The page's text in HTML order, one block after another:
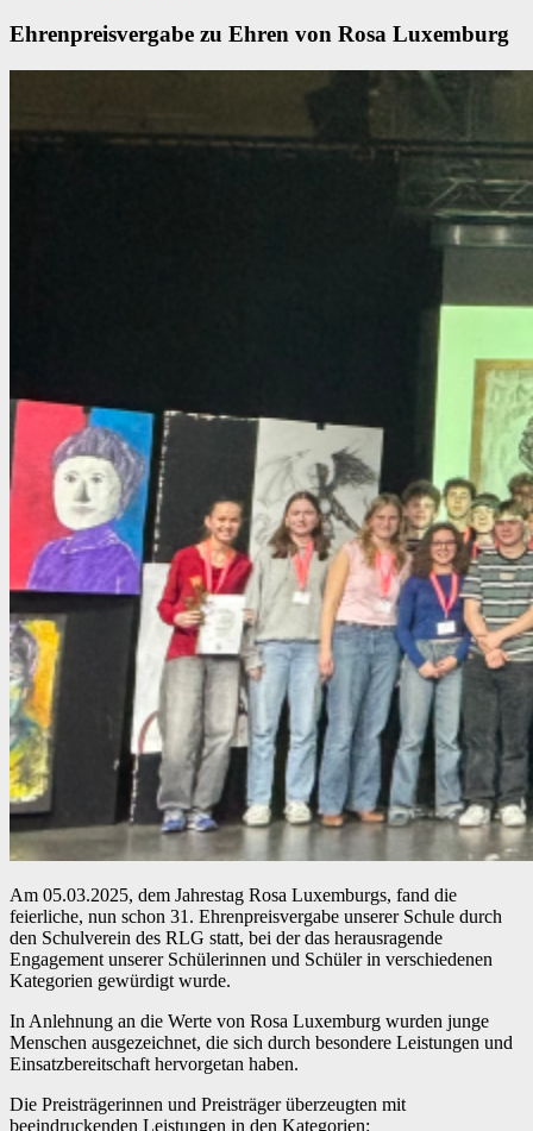
Ehrenpreisvergabe zu Ehren von Rosa Luxemburg
Am 05.03.2025, dem Jahrestag Rosa Luxemburgs, fand die
feierliche, nun schon 31. Ehrenpreisvergabe unserer Schule durch
den Schulverein des RLG statt, bei der das herausragende
Engagement unserer Schülerinnen und Schüler in verschiedenen
Kategorien gewürdigt wurde.
In Anlehnung an die Werte von Rosa Luxemburg wurden junge
Menschen ausgezeichnet, die sich durch besondere Leistungen und
Einsatzbereitschaft hervorgetan haben.
Die Preisträgerinnen und Preisträger überzeugten mit
beeindruckenden Leistungen in den Kategorien: